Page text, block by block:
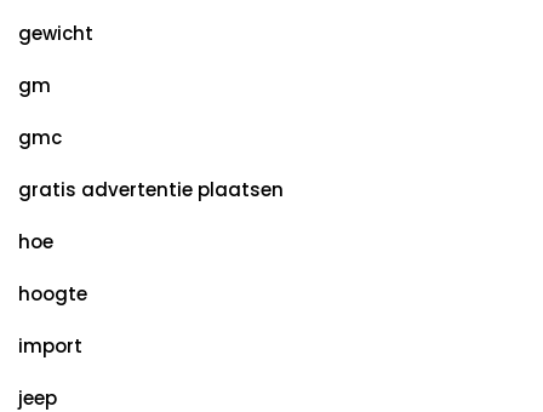
gewicht
gm
gmc
gratis advertentie plaatsen
hoe
hoogte
import
jeep